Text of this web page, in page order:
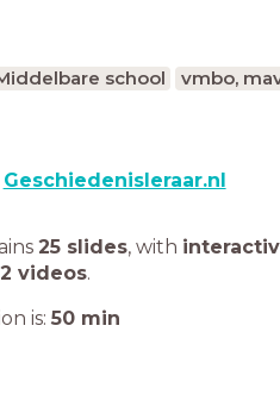
school
vmbo,
Geschiedenisleraar.nl
25 slides, with
2 videos.
is: 50 min